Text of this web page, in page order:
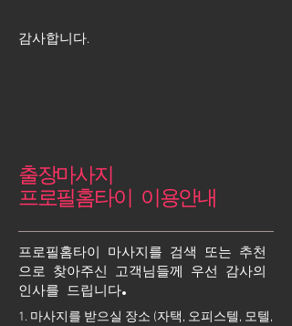
​감사합니다.
출장마사지
프로필홈타이 이용안내
프로필홈타이 마사지를 검색 또는 추천
으로 찾아주신 고객님들께 우선 감사의
인사를 드립니다.
1. 마사지를 받으실 장소 (자택, 오피스텔, 모텔,